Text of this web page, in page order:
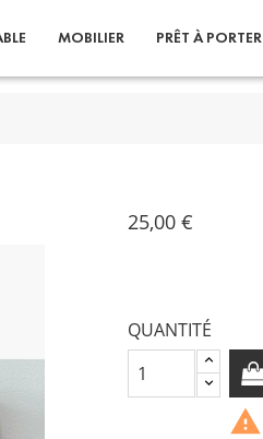
MOBILIER PRÊT À PORTER
25,00 €
QUANTITÉ
